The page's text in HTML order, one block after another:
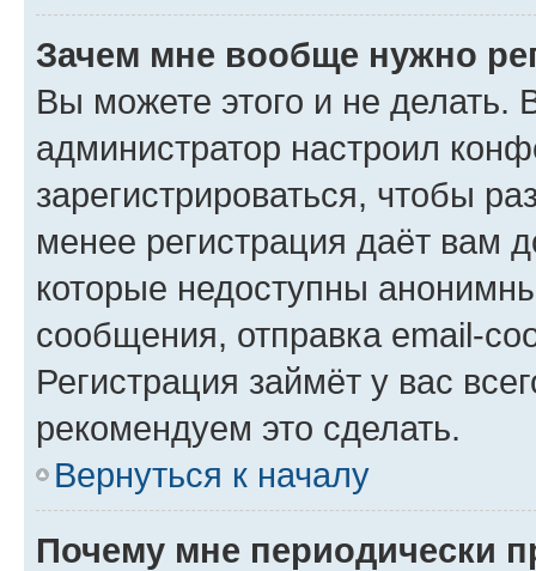
Зачем мне вообще нужно
Вы можете этого и не делать.
администратор настроил
зарегистрироваться, чтобы
менее регистрация даёт вам
которые недоступны
сообщения, отправка email-
Регистрация займёт у вас
рекомендуем это сделать.
Вернуться к началу
Почему мне периодически